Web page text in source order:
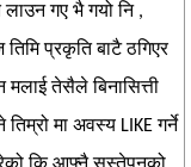
गए भै गयो नि ,
प्रकृति बाटै ठगिएर
तेसैले बिनासित्ती
मा अवस्य LIKE गर्ने